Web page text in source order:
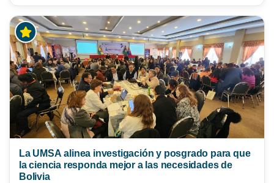
La UMSA alinea investigación y posgrado para que
la ciencia responda mejor a las necesidades de
Bolivia